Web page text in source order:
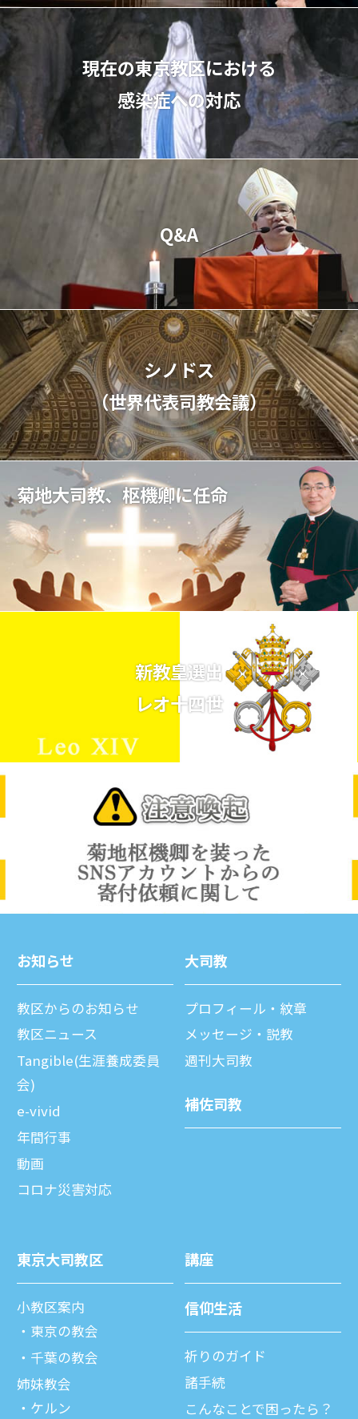
現在の東京教区における
感染症への対応
Q&A
シノドス
（世界代表司教会議）
菊地大司教、枢機卿に任命
新教皇選出
レオ十四世
お知らせ
教区からのお知らせ
教区ニュース
Tangible(生涯養成委員
会)
e-vivid
年間⾏事
動画
コロナ災害対応
⼤司教
プロフィール・紋章
メッセージ・説教
週刊⼤司教
補佐司教
東京⼤司教区
⼩教区案内
東京の教会
千葉の教会
姉妹教会
ケルン
講座
信仰⽣活
祈りのガイド
諸⼿続
こんなことで困ったら？